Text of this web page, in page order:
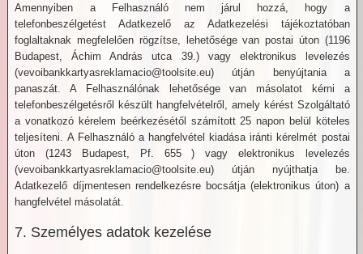
Amennyiben a Felhasználó nem járul hozzá, hogy a
telefonbeszélgetést Adatkezelő az Adatkezelési tájékoztatóban
foglaltaknak megfelelően rögzítse, lehetősége van postai úton (1196
Budapest, Áchim András utca 39.) vagy elektronikus levelezés
(vevoibankkartyasreklamacio@toolsite.eu) útján benyújtania a
panaszát. A Felhasználónak lehetősége van másolatot kérni a
telefonbeszélgetésről készült hangfelvételről, amely kérést Szolgáltató
a vonatkozó kérelem beérkezésétől számított 25 napon belül köteles
teljesíteni. A Felhasználó a hangfelvétel kiadása iránti kérelmét postai
úton (1243 Budapest, Pf. 655 ) vagy elektronikus levelezés
(vevoibankkartyasreklamacio@toolsite.eu) útján nyújthatja be.
Adatkezelő díjmentesen rendelkezésre bocsátja (elektronikus úton) a
hangfelvétel másolatát.
7. Személyes adatok kezelése